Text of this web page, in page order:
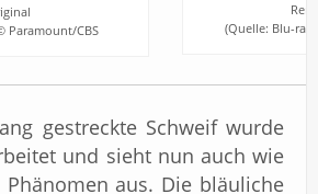
Paramount/CBS
(Quelle: Blu-
gestreckte Schweif wurde
und sieht nun auch wie
aus. Die bläuliche